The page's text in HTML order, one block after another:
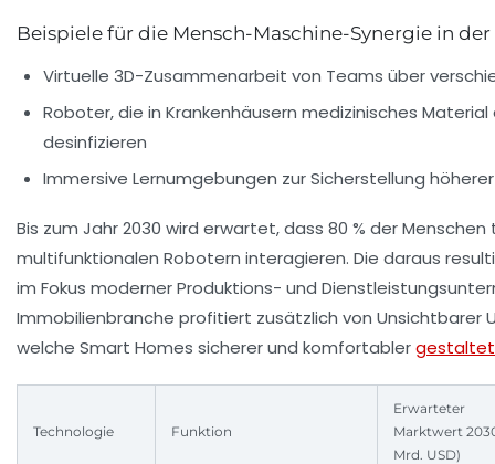
Beispiele für die Mensch-Maschine-Synergie in der
Virtuelle 3D-Zusammenarbeit von Teams über
Roboter, die in Krankenhäusern medizinisches
desinfizieren
Immersive Lernumgebungen zur Sicherstellung
Bis zum Jahr 2030 wird erwartet, dass 80 % der
multifunktionalen Robotern interagieren. Die daraus
im Fokus moderner Produktions- und
Immobilienbranche profitiert zusätzlich von Unsichtbarer
welche Smart Homes sicherer und komfortablergestaltet
Technologie Funktion
Erwarteter
Marktwert
Mrd. USD)